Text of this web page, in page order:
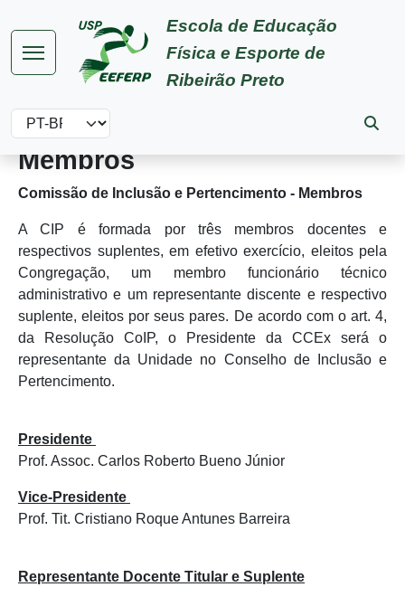
Escola de Educação
Física e Esporte de
Ribeirão Preto
Select your language
Membros
Comissão de Inclusão e Pertencimento - Membros
A CIP é formada por três membros docentes e
respectivos suplentes, em efetivo exercício, eleitos pela
Congregação, um membro funcionário técnico
administrativo e um representante discente e respectivo
suplente, eleitos por seus pares. De acordo com o art. 4,
da Resolução CoIP, o Presidente da CCEx será o
representante da Unidade no Conselho de Inclusão e
Pertencimento.
Presidente
Prof. Assoc. Carlos Roberto Bueno Júnior
Vice-Presidente
Prof. Tit. Cristiano Roque Antunes Barreira
Representante Docente Titular e Suplente